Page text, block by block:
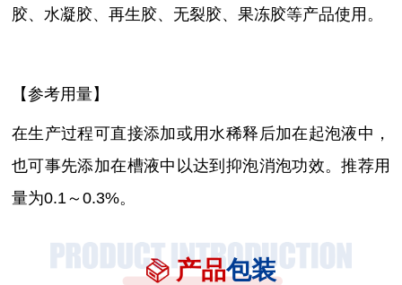
胶、水凝胶、再生胶、无裂胶、果冻胶等产品使用。
【参考用量】
在生产过程可直接添加或用水稀释后加在起泡液中，
也可事先添加在槽液中以达到抑泡消泡功效。推荐用
量为0.1～0.3%。
产品包装